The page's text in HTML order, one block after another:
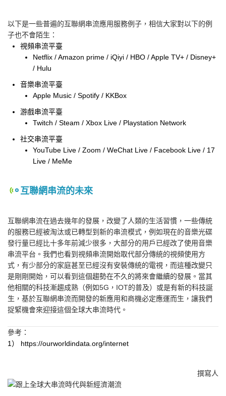
以下是一些普遍的互聯網串流應用服務例子，相信大家對以下的例
子也不會陌生：
視頻串流平臺
Netflix / Amazon prime / iQiyi / HBO / Apple TV+ / Disney+
/ Hulu
音樂串流平臺
Apple Music / Spotify / KKBox
游戲串流平臺
Twitch / Steam / Xbox Live / Playstation Network
社交串流平臺
YouTube Live / Zoom / WeChat Live / Facebook Live / 17
Live / MeMe
互聯網串流的未來
互聯網串流在過去幾年的發展，改變了人類的生活習慣，一些傳統
的服務已經被淘汰或已轉型到新的串流模式，例如現在的音樂光碟
發行量已經比十多年前減少很多，大部分的用戶已經改了使用音樂
串流平台。我們也看到視頻串流開始取代部分傳統的視頻使用方
式，有少部分的家庭甚至已經沒有安裝傳統的電視，而這種改變只
是剛剛開始，可以看到這個趨勢在不久的將來會繼續的發展。當其
他相關的科技漸趨成熟（例如5G，IOT的普及）或是有新的科技誕
生，基於互聯網串流而開發的新應用和商機必定應運而生，讓我們
捉緊機會來迎接這個全球大串流時代。
參考：
1） https://ourworldindata.org/internet
撰寫人